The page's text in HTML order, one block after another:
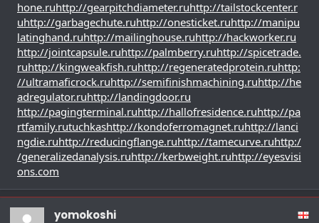
hone.ruhttp://gearpitchdiameter.ruhttp://tailstockcenter.r
uhttp://garbagechute.ruhttp://onesticket.ruhttp://manipu
latinghand.ruhttp://mailinghouse.ruhttp://hackworker.ru
http://jointcapsule.ruhttp://palmberry.ruhttp://spicetrade.
ruhttp://kingweakfish.ruhttp://regeneratedprotein.ruhttp:
//ultramaficrock.ruhttp://semifinishmachining.ruhttp://he
adregulator.ruhttp://landingdoor.ru
http://pagingterminal.ruhttp://hallofresidence.ruhttp://pa
rtfamily.rutuchkashttp://kondoferromagnet.ruhttp://lanci
ngdie.ruhttp://reducingflange.ruhttp://tamecurve.ruhttp:/
/generalizedanalysis.ruhttp://kerbweight.ruhttp://eyesvisi
ons.com
yomokoshi